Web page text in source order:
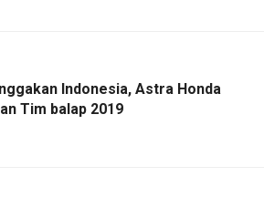
Indonesia, Astra Honda
Tim balap 2019